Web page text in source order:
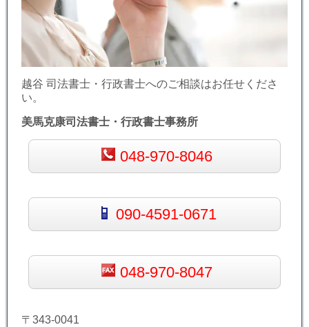
越谷 司法書士・行政書士へのご相談はお任せくださ
い。
美馬克康司法書士・行政書士事務所
048-970-8046
090-4591-0671
048-970-8047
〒343-0041